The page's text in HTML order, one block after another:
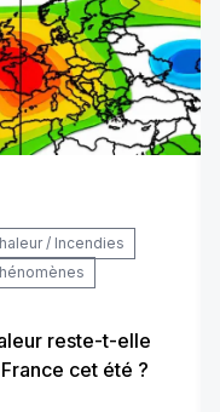
/ Incendies
reste-t-elle
cet été ?